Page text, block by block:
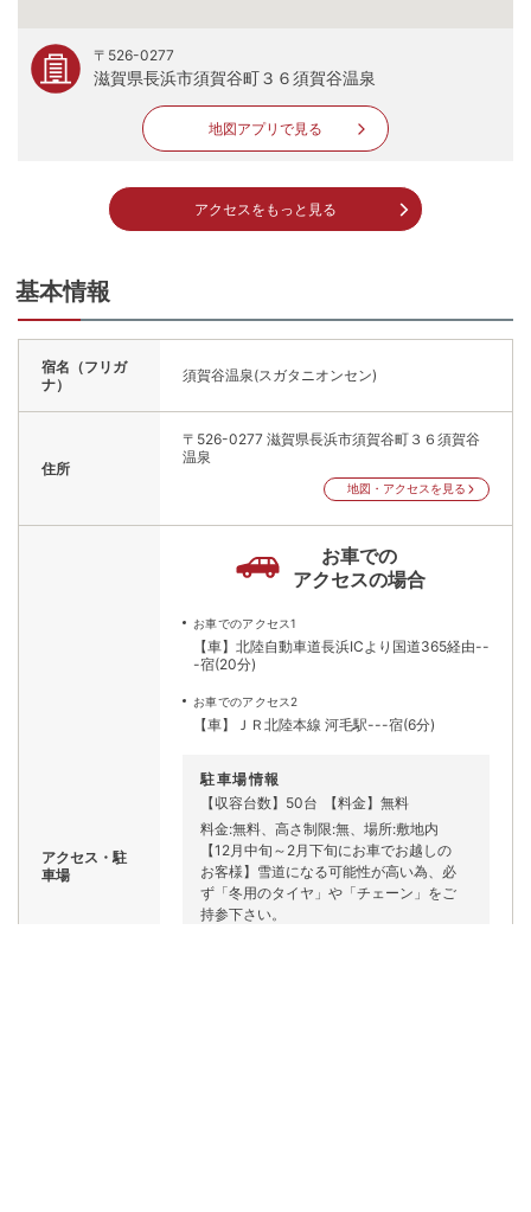
〒526-0277
滋賀県長浜市須賀谷町３６須賀谷温泉
地図アプリで見る
アクセスをもっと見る
基本情報
宿名（フリガ
ナ）
須賀谷温泉(スガタニオンセン)
住所
〒526-0277 滋賀県長浜市須賀谷町３６須賀谷
温泉
地図・アクセスを見る
アクセス・駐
車場
お車での
アクセスの場合
お車でのアクセス1
【車】北陸自動車道長浜ICより国道365経由--
-宿(20分)
お車でのアクセス2
【車】ＪＲ北陸本線 河毛駅---宿(6分)
駐車場情報
【収容台数】50台
【料金】無料
料金:無料、高さ制限:無、場所:敷地内
【12月中旬～2月下旬にお車でお越しの
お客様】雪道になる可能性が高い為、必
ず「冬用のタイヤ」や「チェーン」をご
持参下さい。